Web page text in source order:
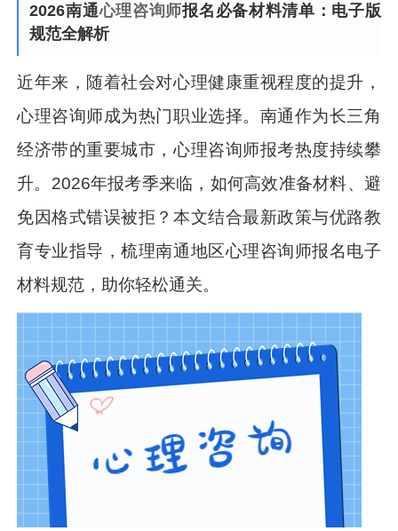
2026南通心理咨询师报名必备材料清单：电子版
规范全解析
近年来，随着社会对心理健康重视程度的提升，
心理咨询师成为热门职业选择。南通作为长三角
经济带的重要城市，心理咨询师报考热度持续攀
升。2026年报考季来临，如何高效准备材料、避
免因格式错误被拒？本文结合最新政策与优路教
育专业指导，梳理南通地区心理咨询师报名电子
材料规范，助你轻松通关。